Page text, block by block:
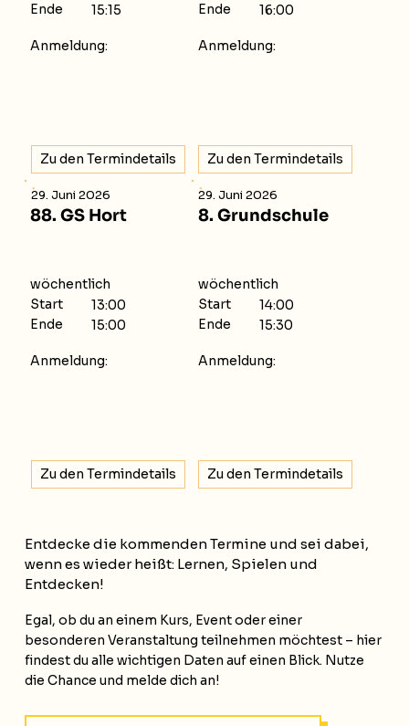
Ende
15:15
Anmeldung:
Zu den Termindetails
Ende
16:00
Anmeldung:
Zu den Termindetails
29. Juni 2026
88. GS Hort
wöchentlich
Start
13:00
Ende
15:00
Anmeldung:
Zu den Termindetails
29. Juni 2026
8. Grundschule
wöchentlich
Start
14:00
Ende
15:30
Anmeldung:
Zu den Termindetails
Entdecke die kommenden Termine und sei dabei,
wenn es wieder heißt: Lernen, Spielen und
Entdecken!
Egal, ob du an einem Kurs, Event oder einer
besonderen Veranstaltung teilnehmen möchtest – hier
findest du alle wichtigen Daten auf einen Blick. Nutze
die Chance und melde dich an!